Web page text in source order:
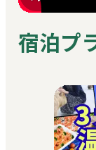
宿泊プ